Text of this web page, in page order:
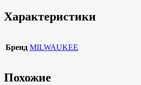
Характеристики
Бренд MILWAUKEE
Похожие